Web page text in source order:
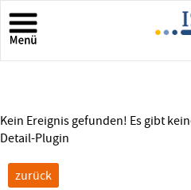
Kein Ereignis gefunden! Es gibt
Detail-Plugin
zurück